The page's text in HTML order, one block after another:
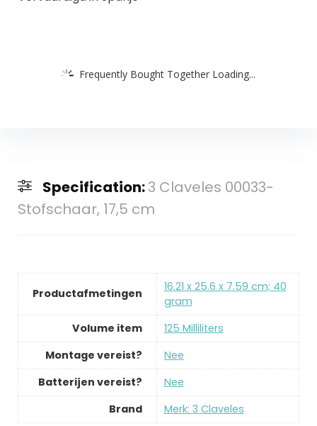
Frequently Bought Together Loading...
Specification:3 Claveles 00033-
Stofschaar, 17,5 cm
Productafmetingen
‎16.21 x 25.6 x 7.59 cm; 40
gram
Volume item
‎125 Milliliters
Montage vereist?
‎Nee
Batterijen vereist?
‎Nee
Brand
Merk: 3 Claveles